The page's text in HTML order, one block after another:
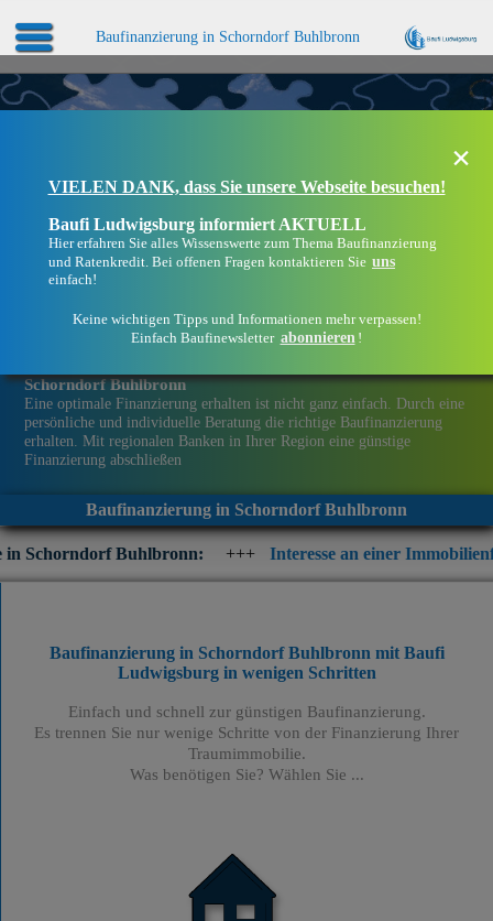
Baufinanzierung in Schorndorf Buhlbronn
Schorndorf Buhlbronn
Eine optimale Finanzierung erhalten ist nicht ganz einfach. Durch eine
persönliche und individuelle Beratung die richtige Baufinanzierung
erhalten. Mit regionalen Banken in Ihrer Region eine günstige
Finanzierung abschließen
Baufinanzierung in Schorndorf Buhlbronn
Buhlbronn: +++ Interesse an einer
×
VIELEN DANK, dass Sie unsere Webseite besuchen!
Baufi Ludwigsburg informiert AKTUELL
Hier erfahren Sie alles Wissenswerte zum Thema Baufinanzierung
und Ratenkredit. Bei offenen Fragen kontaktieren Sie uns
einfach!
Keine wichtigen Tipps und Informationen mehr verpassen!
Einfach Baufinewsletter abonnieren !
Baufinanzierung in Schorndorf Buhlbronn mit Baufi
Ludwigsburgin wenigen Schritten
Einfach und schnell zur günstigen Baufinanzierung.
Es trennen Sie nur wenige Schritte von der Finanzierung Ihrer
Traumimmobilie.
Was benötigen Sie? Wählen Sie ...